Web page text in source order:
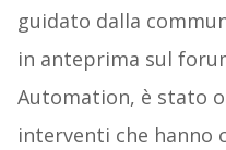
guidato dalla
in anteprima sul
Automation, è stato
interventi che hanno